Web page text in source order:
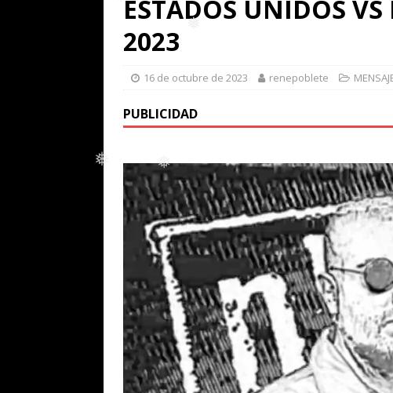
❅
❅
ESTADOS UNIDOS
2023
16 de octubre de 2023 renepoblete
PUBLICIDAD